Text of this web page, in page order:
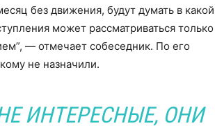
без движения, будут думать в какой
может рассматриваться только
— отмечает собеседник. По его
не назначили.
ИНТЕРЕСНЫЕ, ОНИ